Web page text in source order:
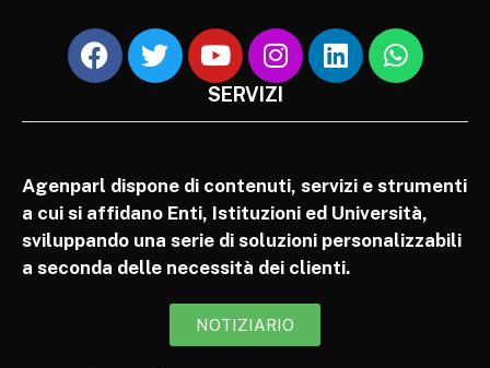
SERVIZI
Agenparl dispone di contenuti, servizi e strumenti
a cui si affidano Enti, Istituzioni ed Università,
sviluppando una serie di soluzioni personalizzabili
a seconda delle necessità dei clienti.
NOTIZIARIO